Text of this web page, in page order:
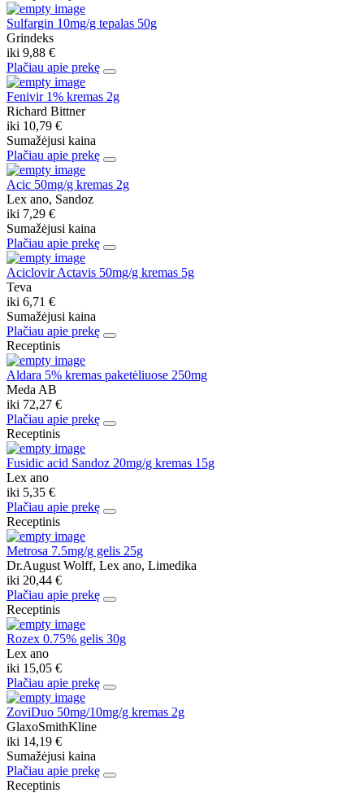
Sulfargin 10mg/g tepalas 50g
Grindeks
iki 9,88 €
Plačiau apie prekę
Fenivir 1% kremas 2g
Richard Bittner
iki 10,79 €
Sumažėjusi kaina
Plačiau apie prekę
Acic 50mg/g kremas 2g
Lex ano, Sandoz
iki 7,29 €
Sumažėjusi kaina
Plačiau apie prekę
Aciclovir Actavis 50mg/g kremas 5g
Teva
iki 6,71 €
Sumažėjusi kaina
Plačiau apie prekę
Receptinis
Aldara 5% kremas paketėliuose 250mg
Meda AB
iki 72,27 €
Plačiau apie prekę
Receptinis
Fusidic acid Sandoz 20mg/g kremas 15g
Lex ano
iki 5,35 €
Plačiau apie prekę
Receptinis
Metrosa 7.5mg/g gelis 25g
Dr.August Wolff, Lex ano, Limedika
iki 20,44 €
Plačiau apie prekę
Receptinis
Rozex 0.75% gelis 30g
Lex ano
iki 15,05 €
Plačiau apie prekę
ZoviDuo 50mg/10mg/g kremas 2g
GlaxoSmithKline
iki 14,19 €
Sumažėjusi kaina
Plačiau apie prekę
Receptinis